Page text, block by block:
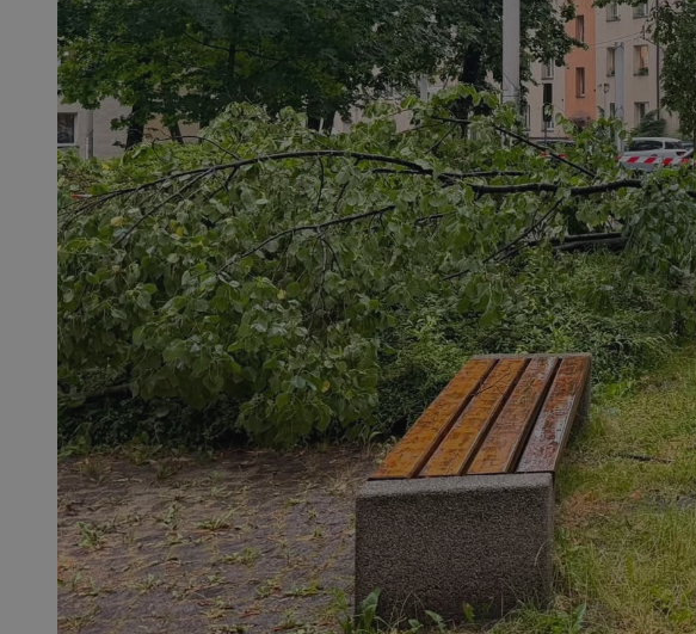
Niezbędne pliki cookie umożliwiają
zarządzanie kontem. Bez niezbędnych plików
Nazwa Provider/
QeSessID
MvSessID
SessID
CookieScriptConsent
__cf_bm
Cloudflare
.temu.com
VISITOR_PRIVACY_METADATA
YouTube
INGRESSCOOKIE
NGINX Inc.
Google Privacy Policy